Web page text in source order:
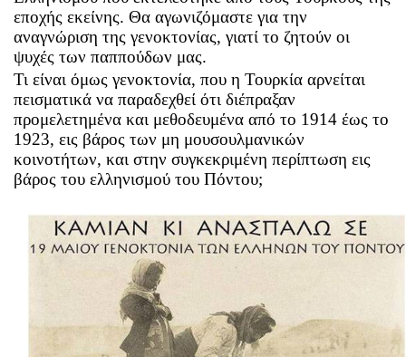
εποχής εκείνης. Θα αγωνιζόμαστε για την
αναγνώριση της γενοκτονίας, γιατί το ζητούν οι
ψυχές των παππούδων μας.
Τι είναι όμως γενοκτονία, που η Τουρκία αρνείται
πεισματικά να παραδεχθεί ότι διέπραξαν
προμελετημένα και μεθοδευμένα από το 1914 έως το
1923, εις βάρος των μη μουσουλμανικών
κοινοτήτων, και στην συγκεκριμένη περίπτωση εις
βάρος του ελληνισμού του Πόντου;